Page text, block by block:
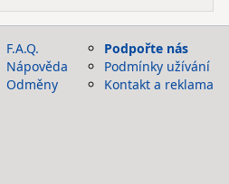
F.A.Q.
Nápověda
Odměny
Podpořte nás
Podmínky užívání
Kontakt a reklama